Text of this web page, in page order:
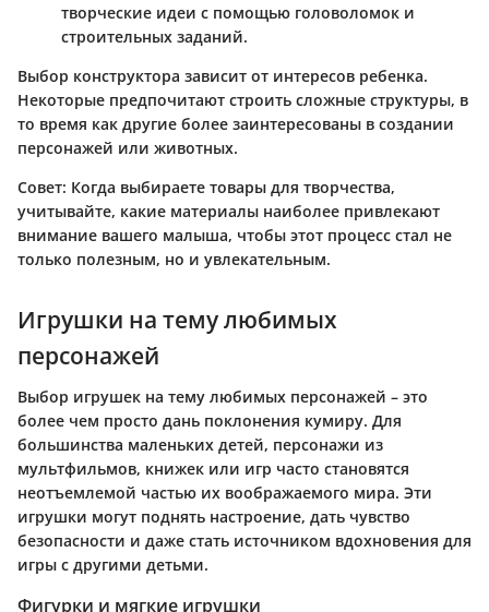
творческие идеи с помощью головоломок и
строительных заданий.
Выбор конструктора зависит от интересов ребенка.
Некоторые предпочитают строить сложные структуры, в
то время как другие более заинтересованы в создании
персонажей или животных.
Совет: Когда выбираете товары для творчества,
учитывайте, какие материалы наиболее привлекают
внимание вашего малыша, чтобы этот процесс стал не
только полезным, но и увлекательным.
Игрушки на тему любимых
персонажей
Выбор игрушек на тему любимых персонажей – это
более чем просто дань поклонения кумиру. Для
большинства маленьких детей, персонажи из
мультфильмов, книжек или игр часто становятся
неотъемлемой частью их воображаемого мира. Эти
игрушки могут поднять настроение, дать чувство
безопасности и даже стать источником вдохновения для
игры с другими детьми.
Фигурки и мягкие игрушки